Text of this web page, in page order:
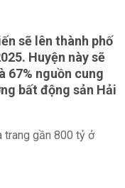
sẽ lên thành phố
Huyện này sẽ
67% nguồn cung
bất động sản Hải
trang gần 800 tỷ ở